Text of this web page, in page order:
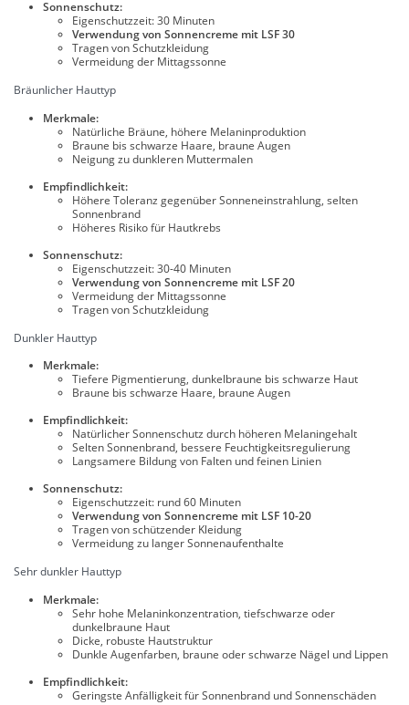
Sonnenschutz:
Eigenschutzzeit: 30 Minuten
Verwendung von Sonnencreme mit LSF 30
Tragen von Schutzkleidung
Vermeidung der Mittagssonne
Bräunlicher Hauttyp
Merkmale:
Natürliche Bräune, höhere Melaninproduktion
Braune bis schwarze Haare, braune Augen
Neigung zu dunkleren Muttermalen
Empfindlichkeit:
Höhere Toleranz gegenüber Sonneneinstrahlung, selten
Sonnenbrand
Höheres Risiko für Hautkrebs
Sonnenschutz:
Eigenschutzzeit: 30-40 Minuten
Verwendung von Sonnencreme mit LSF 20
Vermeidung der Mittagssonne
Tragen von Schutzkleidung
Dunkler Hauttyp
Merkmale:
Tiefere Pigmentierung, dunkelbraune bis schwarze Haut
Braune bis schwarze Haare, braune Augen
Empfindlichkeit:
Natürlicher Sonnenschutz durch höheren Melaningehalt
Selten Sonnenbrand, bessere Feuchtigkeitsregulierung
Langsamere Bildung von Falten und feinen Linien
Sonnenschutz:
Eigenschutzzeit: rund 60 Minuten
Verwendung von Sonnencreme mit LSF 10-20
Tragen von schützender Kleidung
Vermeidung zu langer Sonnenaufenthalte
Sehr dunkler Hauttyp
Merkmale:
Sehr hohe Melaninkonzentration, tiefschwarze oder
dunkelbraune Haut
Dicke, robuste Hautstruktur
Dunkle Augenfarben, braune oder schwarze Nägel und Lippen
Empfindlichkeit:
Geringste Anfälligkeit für Sonnenbrand und Sonnenschäden